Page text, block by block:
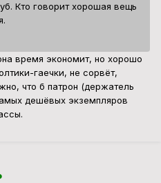
Кто говорит хорошая вещь
время экономит, но хорошо
гаечки, не сорвёт,
что б патрон (держатель
дешёвых экземпляров